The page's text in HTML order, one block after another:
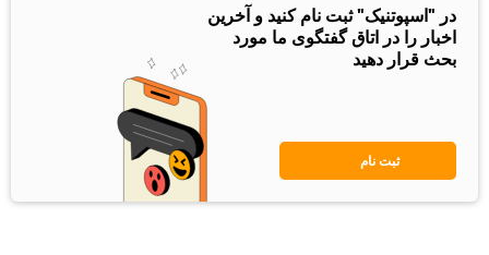
در "اسپوتنیک" ثبت نام کنید و آخرین
اخبار را در اتاق گفتگوی ما مورد
بحث قرار دهید
ثبت نام